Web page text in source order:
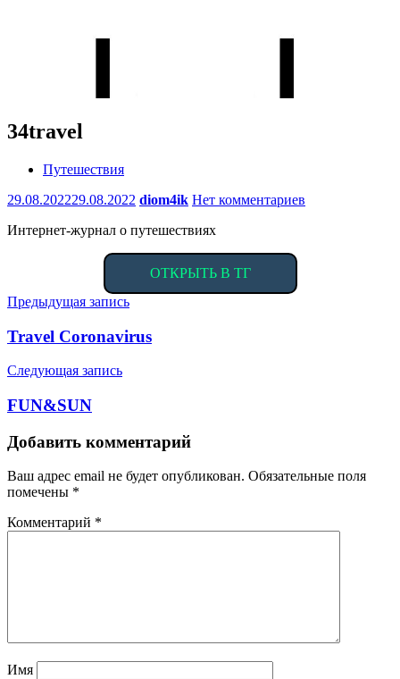
34travel
Путешествия
29.08.202229.08.2022 diom4ik Нет комментариев
Интернет-журнал о путешествиях
ОТКРЫТЬ В ТГ
Навигация
по
Предыдущая запись
Travel Coronavirus
Следующая запись
FUN&SUN
Добавить комментарий
Ваш адрес email не будет опубликован. Обязательные поля
помечены *
Комментарий *
Имя